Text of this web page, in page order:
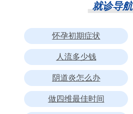
就诊导航
怀孕初期症状
人流多少钱
阴道炎怎么办
做四维最佳时间